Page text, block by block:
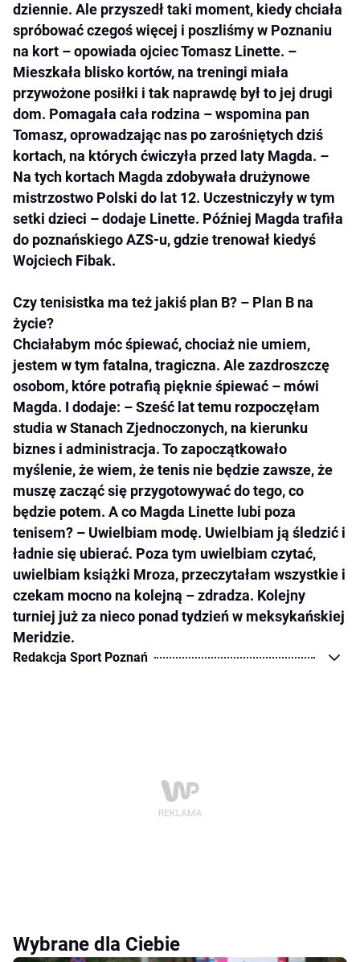
dziennie. Ale przyszedł taki moment, kiedy chciała
spróbować czegoś więcej i poszliśmy w Poznaniu
na kort – opowiada ojciec Tomasz Linette. –
Mieszkała blisko kortów, na treningi miała
przywożone posiłki i tak naprawdę był to jej drugi
dom. Pomagała cała rodzina – wspomina pan
Tomasz, oprowadzając nas po zarośniętych dziś
kortach, na których ćwiczyła przed laty Magda. –
Na tych kortach Magda zdobywała drużynowe
mistrzostwo Polski do lat 12. Uczestniczyły w tym
setki dzieci – dodaje Linette. Później Magda trafiła
do poznańskiego AZS-u, gdzie trenował kiedyś
Wojciech Fibak.
Czy tenisistka ma też jakiś plan B? – Plan B na
życie?
Chciałabym móc śpiewać, chociaż nie umiem,
jestem w tym fatalna, tragiczna. Ale zazdroszczę
osobom, które potrafią pięknie śpiewać – mówi
Magda. I dodaje: – Sześć lat temu rozpoczęłam
studia w Stanach Zjednoczonych, na kierunku
biznes i administracja. To zapoczątkowało
myślenie, że wiem, że tenis nie będzie zawsze, że
muszę zacząć się przygotowywać do tego, co
będzie potem. A co Magda Linette lubi poza
tenisem? – Uwielbiam modę. Uwielbiam ją śledzić i
ładnie się ubierać. Poza tym uwielbiam czytać,
uwielbiam książki Mroza, przeczytałam wszystkie i
czekam mocno na kolejną – zdradza. Kolejny
turniej już za nieco ponad tydzień w meksykańskiej
Meridzie.
Redakcja Sport Poznań
Wybrane dla Ciebie